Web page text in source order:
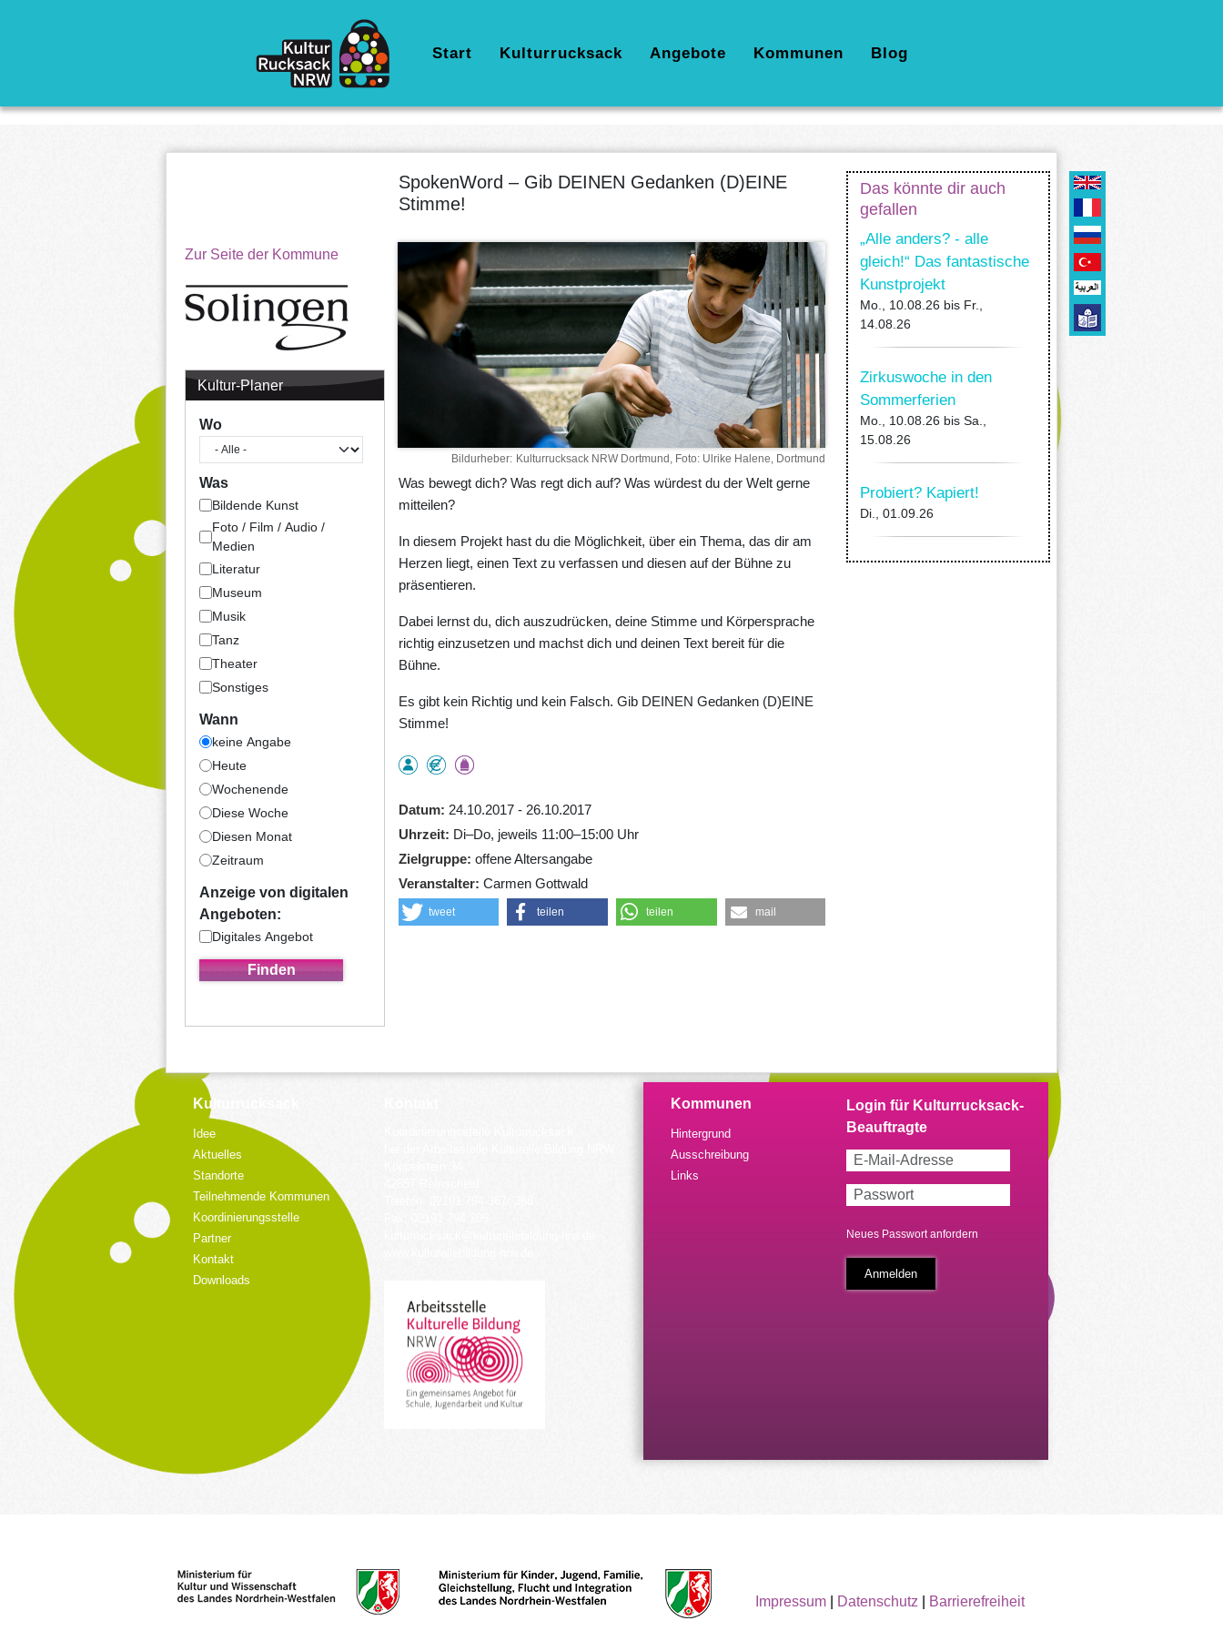
Hauptnavigation
Start Kulturrucksack Angebote Kommunen Blog
Zur Seite der Kommune
Kultur-Planer
Wo
Was
Bildende Kunst
Foto / Film / Audio /
Medien
Literatur
Museum
Musik
Tanz
Theater
Sonstiges
Wann
keine Angabe
Heute
Wochenende
Diese Woche
Diesen Monat
Zeitraum
Anzeige von digitalen
Angeboten:
Digitales Angebot
SpokenWord – Gib DEINEN Gedanken (D)EINE
Stimme!
Bildurheber Kulturrucksack NRW Dortmund, Foto: Ulrike Halene, Dortmund
Was bewegt dich? Was regt dich auf? Was würdest du der Welt gerne
mitteilen?
In diesem Projekt hast du die Möglichkeit, über ein Thema, das dir am
Herzen liegt, einen Text zu verfassen und diesen auf der Bühne zu
präsentieren.
Dabei lernst du, dich auszudrücken, deine Stimme und Körpersprache
richtig einzusetzen und machst dich und deinen Text bereit für die
Bühne.
Es gibt kein Richtig und kein Falsch. Gib DEINEN Gedanken (D)EINE
Stimme!
Datum
24.10.2017 - 26.10.2017
Uhrzeit
Di–Do, jeweils 11:00–15:00 Uhr
Zielgruppe offene Altersangabe
Veranstalter Carmen Gottwald
tweet teilen teilen mail
Das könnte dir auch
gefallen
„Alle anders? - alle
gleich!“ Das fantastische
Kunstprojekt
Mo., 10.08.26 bis Fr.,
14.08.26
Zirkuswoche in den
Sommerferien
Mo., 10.08.26 bis Sa.,
15.08.26
Probiert? Kapiert!
Di., 01.09.26
Kulturrucksack
Idee
Aktuelles
Standorte
Teilnehmende Kommunen
Koordinierungsstelle
Partner
Kontakt
Downloads
Kommunen
Hintergrund
Ausschreibung
Links
Neues Passwort anfordern
Impressum| Datenschutz Barrierefreiheit